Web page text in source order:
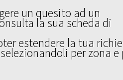
un quesito ad un
la sua scheda di
estendere la tua
per zona e